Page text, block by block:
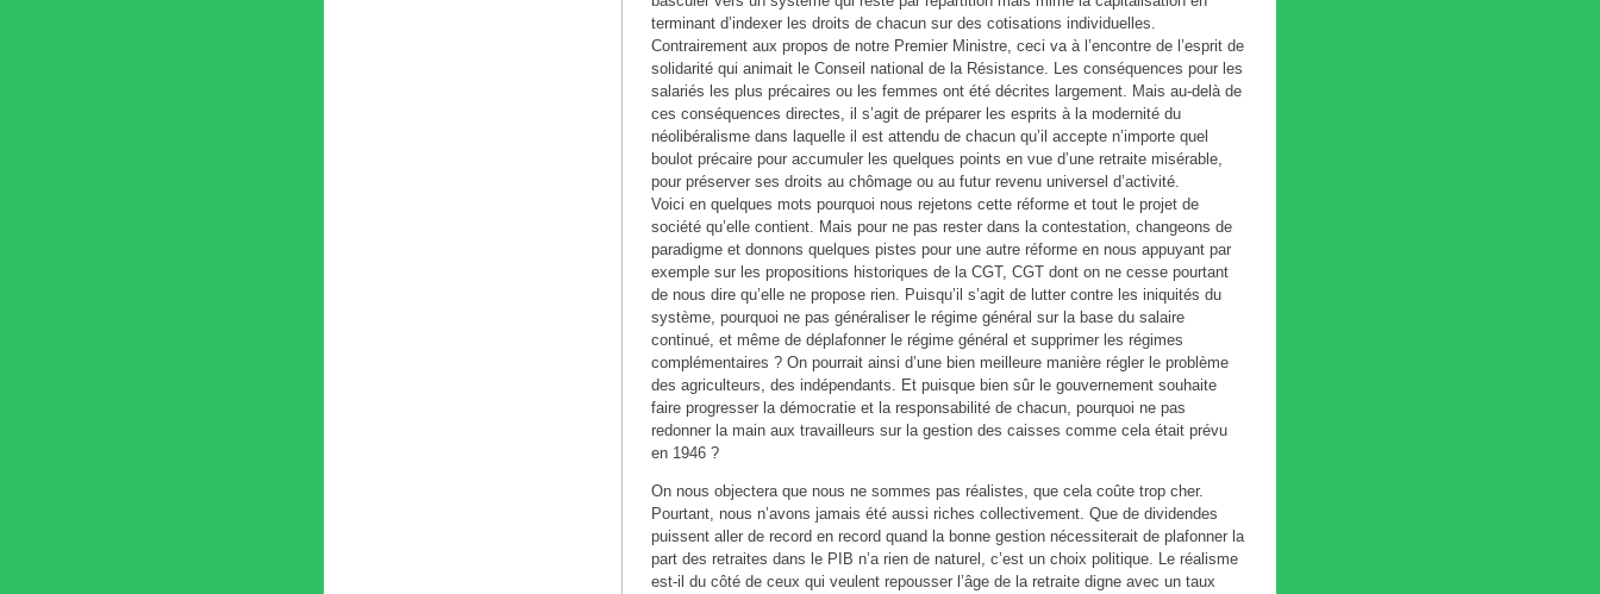
terminant d’indexer les droits de chacun sur des cotisations individuelles.
Contrairement aux propos de notre Premier Ministre, ceci va à l’encontre de l’esprit de
solidarité qui animait le Conseil national de la Résistance. Les conséquences pour les
salariés les plus précaires ou les femmes ont été décrites largement. Mais au-delà de
ces conséquences directes, il s’agit de préparer les esprits à la modernité du
néolibéralisme dans laquelle il est attendu de chacun qu’il accepte n’importe quel
boulot précaire pour accumuler les quelques points en vue d’une retraite misérable,
pour préserver ses droits au chômage ou au futur revenu universel d’activité.
Voici en quelques mots pourquoi nous rejetons cette réforme et tout le projet de
société qu’elle contient. Mais pour ne pas rester dans la contestation, changeons de
paradigme et donnons quelques pistes pour une autre réforme en nous appuyant par
exemple sur les propositions historiques de la CGT, CGT dont on ne cesse pourtant
de nous dire qu’elle ne propose rien. Puisqu’il s’agit de lutter contre les iniquités du
système, pourquoi ne pas généraliser le régime général sur la base du salaire
continué, et même de déplafonner le régime général et supprimer les régimes
complémentaires ? On pourrait ainsi d’une bien meilleure manière régler le problème
des agriculteurs, des indépendants. Et puisque bien sûr le gouvernement souhaite
faire progresser la démocratie et la responsabilité de chacun, pourquoi ne pas
redonner la main aux travailleurs sur la gestion des caisses comme cela était prévu
en 1946 ?
On nous objectera que nous ne sommes pas réalistes, que cela coûte trop cher.
Pourtant, nous n’avons jamais été aussi riches collectivement. Que de dividendes
puissent aller de record en record quand la bonne gestion nécessiterait de plafonner la
part des retraites dans le PIB n’a rien de naturel, c’est un choix politique. Le réalisme
est-il du côté de ceux qui veulent repousser l’âge de la retraite digne avec un taux